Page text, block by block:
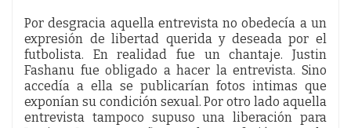
Por desgracia aquella entrevista no obedecía a un
expresión de libertad querida y deseada por el
futbolista. En realidad fue un chantaje. Justin
Fashanu fue obligado a hacer la entrevista. Sino
accedía a ella se publicarían fotos intimas que
exponían su condición sexual. Por otro lado aquella
entrevista tampoco supuso una liberación para